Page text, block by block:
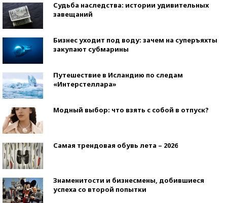
Судьба наследства: истории удивительных
завещаний
Бизнес уходит под воду: зачем на суперъяхты
закупают субмарины
Путешествие в Исландию по следам
«Интерстеллара»
Модный выбор: что взять с собой в отпуск?
Самая трендовая обувь лета – 2026
Знаменитости и бизнесмены, добившиеся
успеха со второй попытки